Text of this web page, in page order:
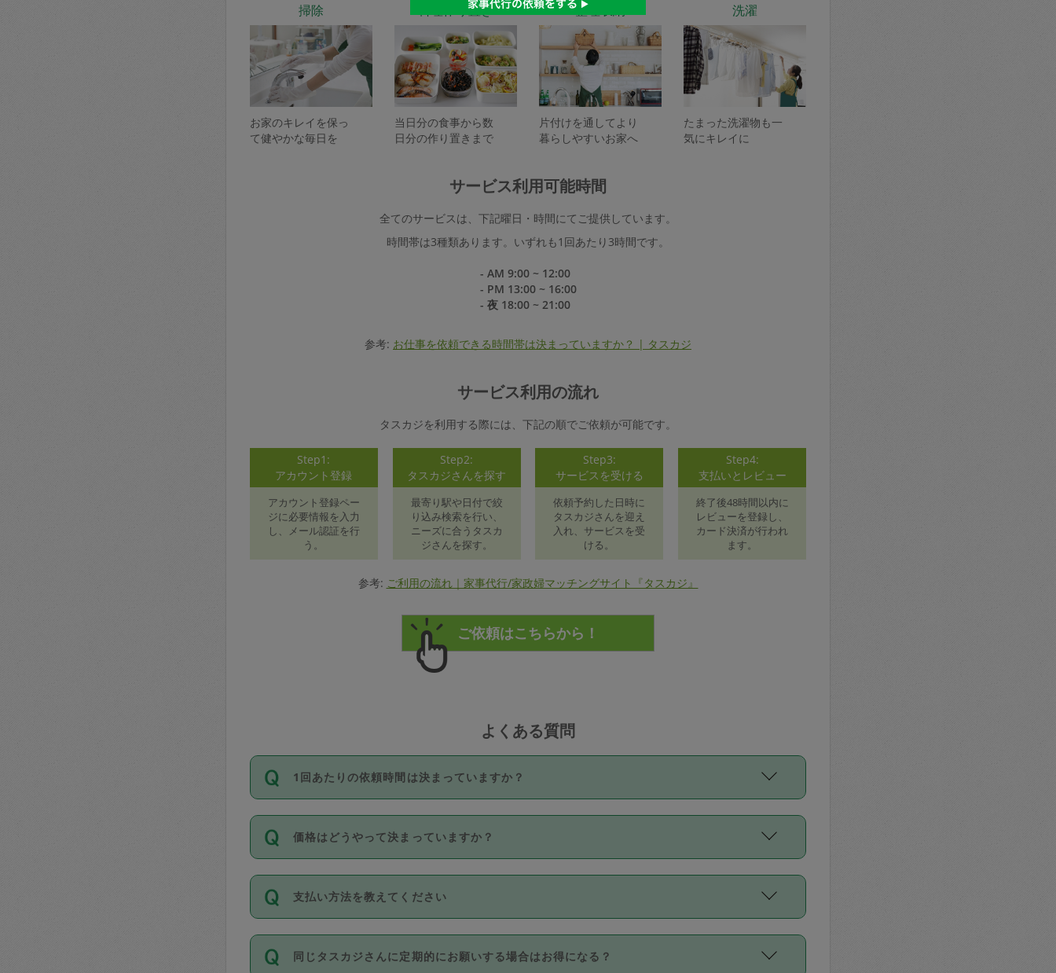
掃除
お家のキレイを保っ
て健やかな毎日を
料理作り置き
当日分の食事から数
日分の作り置きまで
整理収納
片付けを通してより
暮らしやすいお家へ
洗濯
たまった洗濯物も一
気にキレイに
サービス利用可能時間
全てのサービスは、下記曜日・時間にてご提供しています。
時間帯は3種類あります。いずれも1回あたり3時間です。
- AM 9:00 ~ 12:00
- PM 13:00 ~ 16:00
- 夜 18:00 ~ 21:00
参考: お仕事を依頼できる時間帯は決まっていますか？ | タスカジ
サービス利用の流れ
タスカジを利用する際には、下記の順でご依頼が可能です。
Step1:
アカウント登録
アカウント登録ペー
ジに必要情報を入力
し、メール認証を行
う。
Step2:
タスカジさんを探す
最寄り駅や日付で絞
り込み検索を行い、
ニーズに合うタスカ
ジさんを探す。
Step3:
サービスを受ける
依頼予約した日時に
タスカジさんを迎え
入れ、サービスを受
ける。
Step4:
支払いとレビュー
終了後48時間以内に
レビューを登録し、
カード決済が行われ
ます。
参考: ご利用の流れ｜家事代行/家政婦マッチングサイト『タスカジ』
よくある質問
1回あたりの依頼時間は決まっていますか？
依頼1回につき3時間固定です。3時間を超えて依頼したい場合は、延長機能をご利用くださ
い。機能をご利用いただくには、タスカジさんに事前に相談し、合意の上事前申請すること
が必要です。なお、3時間を下回っても、値引き等はございません。
価格はどうやって決まっていますか？
11種類の価格帯の中からタスカジさん自身が価格を選んで設定しています。
タスカジさんの価格設定には最初は制限があり、レビュー件数、レビューの平均値、などで
除々に設定可能な最高額が上がっていく仕組みになっています。
支払い方法を教えてください
お支払方法はクレジットカード（Visa／Master／JCB／AMERICAN EXPRESS／Diners
Club）のみとなります。
同じタスカジさんに定期的にお願いする場合はお得になる？